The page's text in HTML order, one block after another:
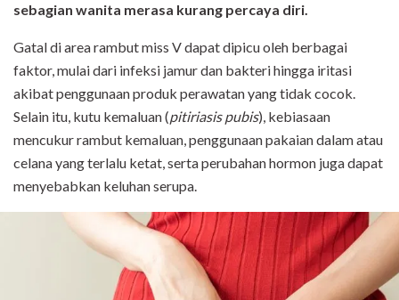
sebagian wanita merasa kurang percaya diri.
Gatal di area rambut miss V dapat dipicu oleh berbagai
faktor, mulai dari infeksi jamur dan bakteri hingga iritasi
akibat penggunaan produk perawatan yang tidak cocok.
Selain itu, kutu kemaluan (pitiriasis pubis), kebiasaan
mencukur rambut kemaluan, penggunaan pakaian dalam atau
celana yang terlalu ketat, serta perubahan hormon juga dapat
menyebabkan keluhan serupa.